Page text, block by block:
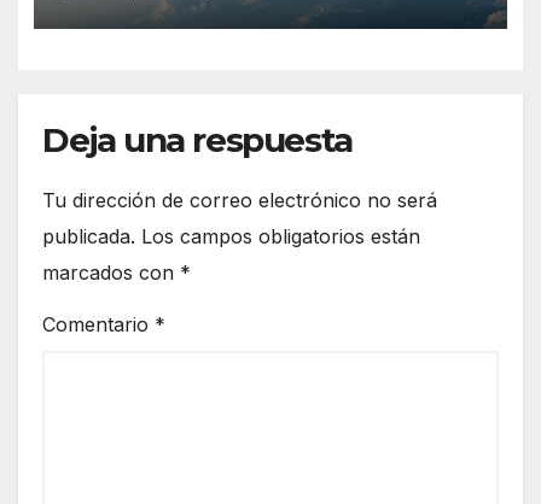
Deja una respuesta
Tu dirección de correo electrónico no será
publicada. Los campos obligatorios están
marcados con *
Comentario *